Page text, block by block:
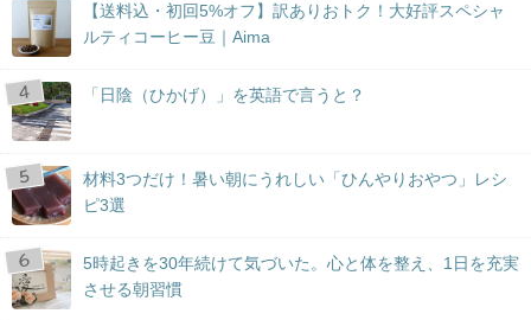
【送料込・初回5%オフ】訳ありおトク！大好評スペシャ
ルティコーヒー豆｜Aima
「日陰（ひかげ）」を英語で言うと？
材料3つだけ！暑い朝にうれしい「ひんやりおやつ」レシ
ピ3選
5時起きを30年続けて気づいた。心と体を整え、1日を充実
させる朝習慣